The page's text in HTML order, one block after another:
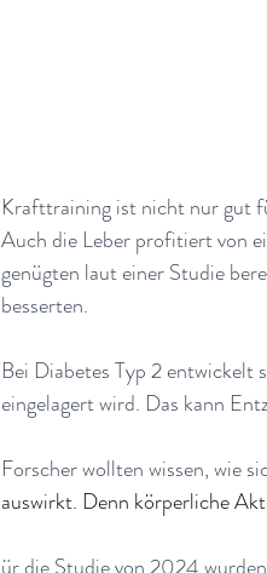
Krafttraining ist nicht nur gut
Auch die Leber profitiert von
genügten laut einer Studie
besserten.
Bei Diabetes Typ 2 entwickelt
eingelagert wird. Das kann
Forscher wollten wissen, wie
auswirkt. Denn körperliche